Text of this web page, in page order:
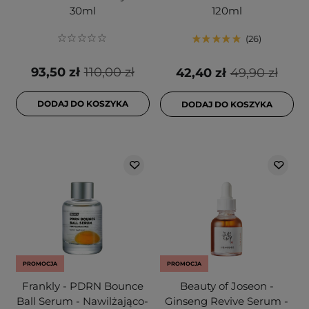
30ml
110,00 zł
93,50 zł
DODAJ DO KOSZYKA
120ml
26
49,90 zł
42,40 zł
DODAJ DO KOSZYKA
PROMOCJA
Frankly - PDRN Bounce
Ball Serum - Nawilżająco-
PROMOCJA
Beauty of Joseon -
Ginseng Revive Serum -